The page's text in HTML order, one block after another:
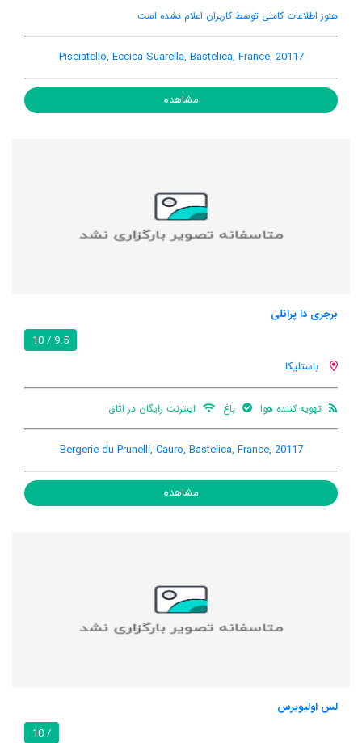
هنوز اطلاعات کاملی توسط کاربران اعلام نشده است
Pisciatello, Eccica-Suarella, Bastelica, France, 20117
مشاهده
برجری دا پرانلی
9.5 / 10
باستلیکا
تهویه کننده هوا باغ اینترنت رایگان در اتاق
Bergerie du Prunelli, Cauro, Bastelica, France, 20117
مشاهده
لس اولیویرس
/ 10